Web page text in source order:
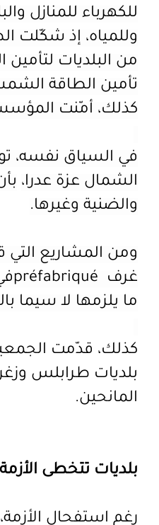
للكهرباء للمنازل
وللمياه، إذ شكّلت
من البلديات
تأمين الطاقة
كذلك، أمّنت
في السياق نفسه،
الشمال عزة عدرا،
والضنية وغيرها.
ومن المشاريع التي
غرف
préfabriqué
ما يلزمها لا سيما
كذلك، قدّمت
بلديات طرابلس
المانحين.
بلديات تتخطى
رغم استفحال